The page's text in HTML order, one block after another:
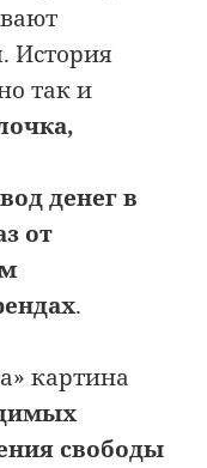
История
так и
денег в
от
.
картина
свободы